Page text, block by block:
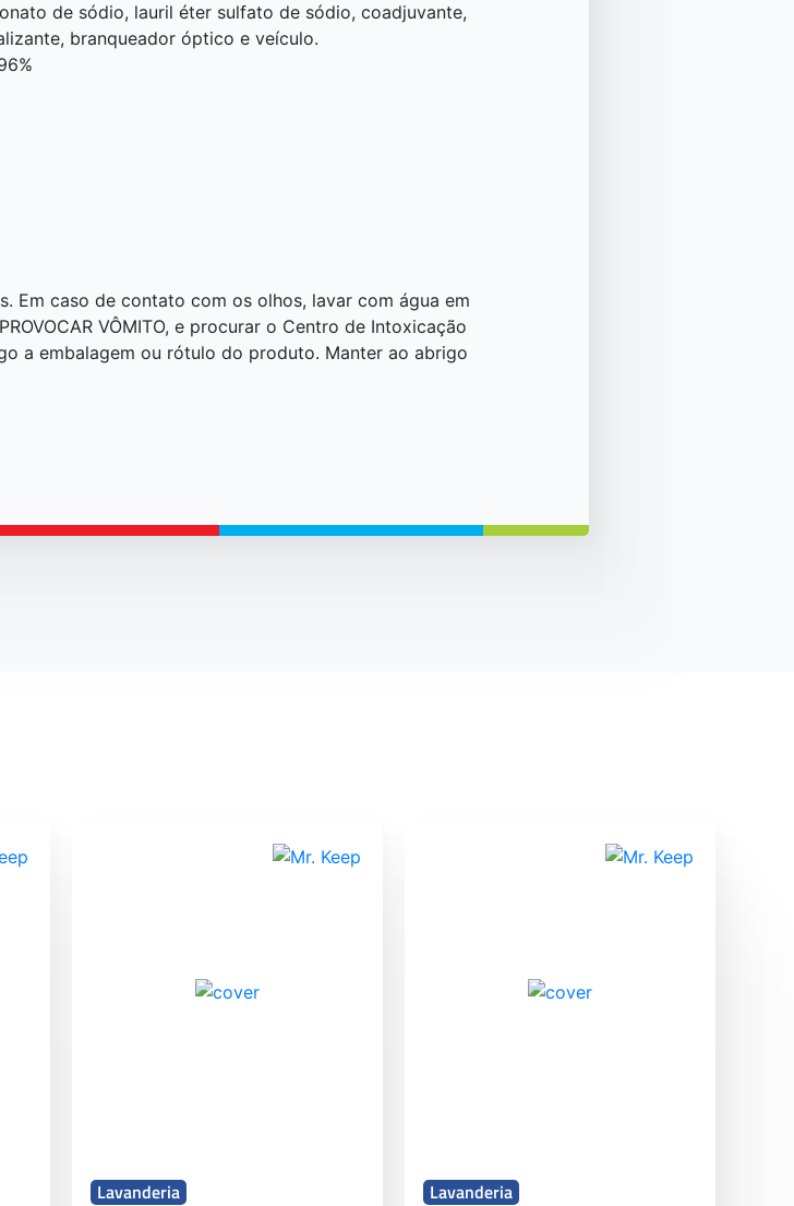
de sódio, lauril éter sulfato de sódio, coadjuvante,
branqueador óptico e veículo.
Em caso de contato com os olhos, lavar com água em
VÔMITO, e procurar o Centro de Intoxicação
a embalagem ou rótulo do produto. Manter ao abrigo
Lavanderia Lavanderia